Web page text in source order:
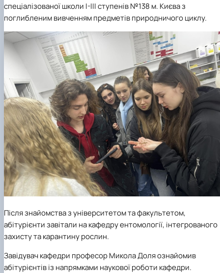
спеціалізованої школи І-ІІІ ступенів №138 м. Києва з
поглибленим вивченням предметів природничого циклу.
Після знайомства з університетом та факультетом,
абітурієнти завітали на кафедру ентомології, інтегрованого
захисту та карантину рослин.
Завідувач кафедри професор Микола Доля ознайомив
абітурієнтів із напрямками наукової роботи кафедри.